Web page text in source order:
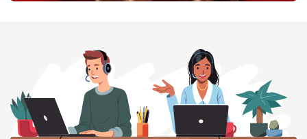
BESTEL NU